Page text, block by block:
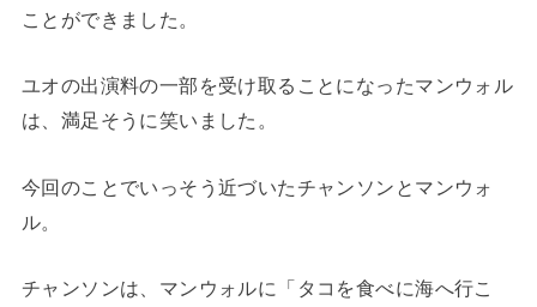
ことができました。
ユオの出演料の一部を受け取ることになったマンウォル
は、満足そうに笑いました。
今回のことでいっそう近づいたチャンソンとマンウォ
ル。
チャンソンは、マンウォルに「タコを食べに海へ行こ